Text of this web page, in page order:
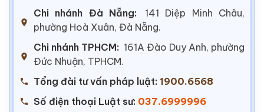
Chi nhánh Đà Nẵng:
141 Diệp Minh Châu,
phường Hoà Xuân, Đà Nẵng.
Chi nhánh TPHCM: 161A Đào Duy Anh, phường
Đức Nhuận, TPHCM.
Tổng đài tư vấn pháp luật: 1900.6568
Số điện thoại Luật sư: 037.6999996